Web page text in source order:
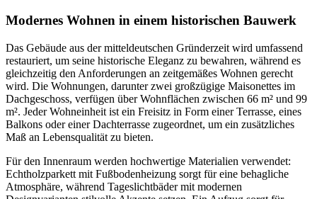
Modernes Wohnen in einem historischen Bauwerk
Das Gebäude aus der mitteldeutschen Gründerzeit wird umfassend
restauriert, um seine historische Eleganz zu bewahren, während es
gleichzeitig den Anforderungen an zeitgemäßes Wohnen gerecht
wird. Die Wohnungen, darunter zwei großzügige Maisonettes im
Dachgeschoss, verfügen über Wohnflächen zwischen 66 m² und 99
m². Jeder Wohneinheit ist ein Freisitz in Form einer Terrasse, eines
Balkons oder einer Dachterrasse zugeordnet, um ein zusätzliches
Maß an Lebensqualität zu bieten.
Für den Innenraum werden hochwertige Materialien verwendet:
Echtholzparkett mit Fußbodenheizung sorgt für eine behagliche
Atmosphäre, während Tageslichtbäder mit modernen